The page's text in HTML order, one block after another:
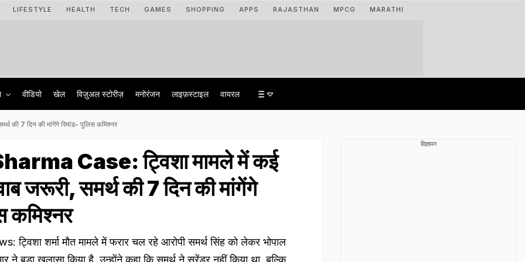
LIFESTYLE HEALTH TECH GAMES SHOPPING APPS RAJASTHAN MPCG MARATHI
वीडियो खेल विज़ुअल स्टोरीज़ मनोरंजन लाइफ़स्टाइल वायरल
की 7 दिन की मांगेंगे रिमांड- पुलिस कमिश्नर
Case: ट्विशा मामले में कई
जरूरी, समर्थ की 7 दिन की मांगेंगे
कमिश्नर
ट्विशा शर्मा मौत मामले में फरार चल रहे आरोपी समर्थ सिंह को लेकर भोपाल
ने बड़ा खुलासा किया है. उन्होंने कहा कि समर्थ ने सरेंडर नहीं किया था, बल्कि
विज्ञापन